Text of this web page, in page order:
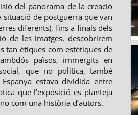
del panorama de la creació
de postguerra que van
diferents), fins a finals dels
de les imatges, descobrirem
tan ètiques com estètiques de
països, immergits en
que no política, també
estava dividida entre
que l’exposició es planteja
com una història d’autors.